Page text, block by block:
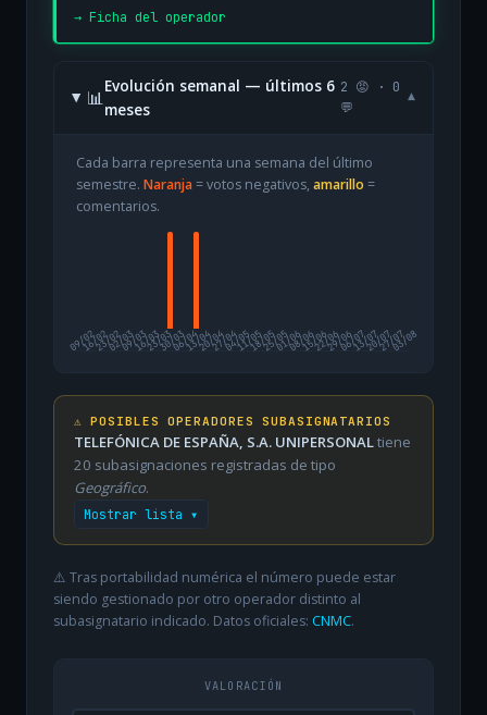
→ Ficha del operador
📊
Evolución semanal — últimos 6
meses
2 😡 · 0
💬
▾
Cada barra representa una semana del último
semestre. Naranja= votos negativos, amarillo =
comentarios.
09/02
16/0223/0202/0309/0316/0323/0330/0306/0413/0420/0427/0404/0511/0518/0525/0501/0608/0615/0622/0629/0606/0713/0720/0727/07
03/08
⚠️ POSIBLES OPERADORES SUBASIGNATARIOS
TELEFÓNICA DE ESPAÑA, S.A. UNIPERSONALtiene
20 subasignaciones registradas de tipo
Geográfico.
Mostrar lista ▾
⚠️ Tras portabilidad numérica el número puede estar
siendo gestionado por otro operador distinto al
subasignatario indicado. Datos oficiales: CNMC.
VALORACIÓN